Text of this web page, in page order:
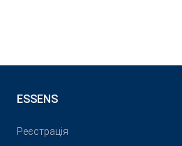
ESSENS
Реєстрація